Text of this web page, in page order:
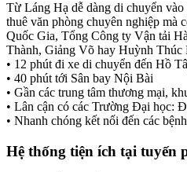
Từ Láng Hạ dễ dàng di chuyển
thuê văn phòng chuyên nghiệp mà
Quốc Gia, Tổng Công ty Vận tải
Thành, Giảng Võ hay Huỳnh
• 12 phút đi xe di chuyển đến Hồ
• 40 phút tới Sân bay Nội Bài
• Gần các trung tâm thương mại,
• Lân cận có các Trường Đại
• Nhanh chóng kết nối đến các
Hệ thống tiện ích tại tuyến